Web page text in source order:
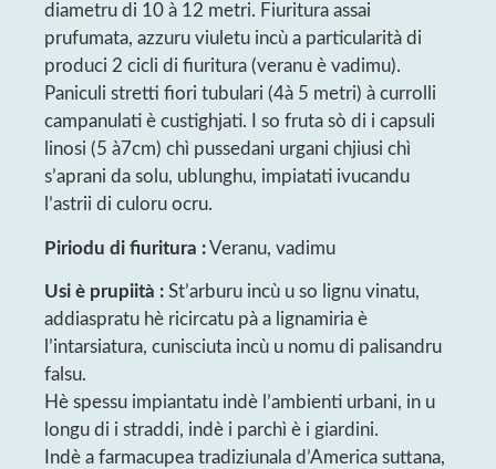
diametru di 10 à 12 metri. Fiuritura assai
prufumata, azzuru viuletu incù a particularità di
produci 2 cicli di fiuritura (veranu è vadimu).
Paniculi stretti fiori tubulari (4à 5 metri) à currolli
campanulati è custighjati. I so fruta sò di i capsuli
linosi (5 à7cm) chì pussedani urgani chjiusi chì
s’aprani da solu, ublunghu, impiatati ivucandu
l’astrii di culoru ocru.
Piriodu di fiuritura :Veranu, vadimu
Usi è prupiità : St’arburu incù u so lignu vinatu,
addiaspratu hè ricircatu pà a lignamiria è
l’intarsiatura, cunisciuta incù u nomu di palisandru
falsu.
Hè spessu impiantatu indè l’ambienti urbani, in u
longu di i straddi, indè i parchì è i giardini.
Indè a farmacupea tradiziunala d’America suttana,